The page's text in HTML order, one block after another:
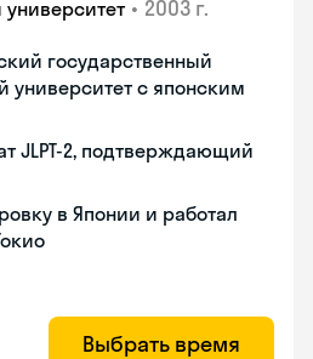
• 2003 г.
государственный
университет с японским
JLPT-2, подтверждающий
в Японии и работал
Выбрать время